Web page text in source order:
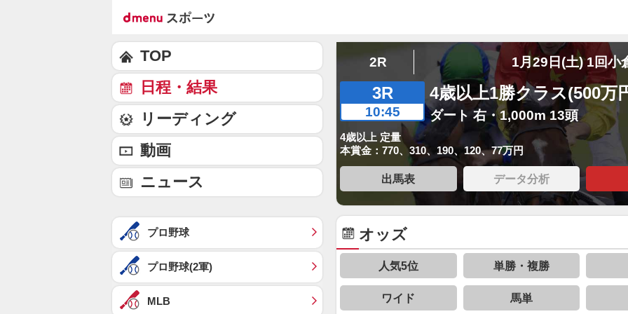
2R 1月29日(土) 1回小
3R
10:45
4歳以上1勝クラス(500万
ダート 右・1,000m 13頭
4歳以上 定量
本賞金：770、310、190、120、77万円
出馬表 データ分析
オッズ
人気5位 単勝・複勝
ワイド 馬単
TOP
日程・結果
リーディング
動画
ニュース
プロ野球
プロ野球(2軍)
MLB